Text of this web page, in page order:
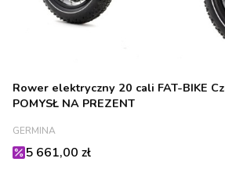
Rower elektryczny 20 cali FAT-BIKE
POMYSŁ NA PREZENT
PRODUCENT
GERMINA
Cena promocyjna
5 661,00 zł